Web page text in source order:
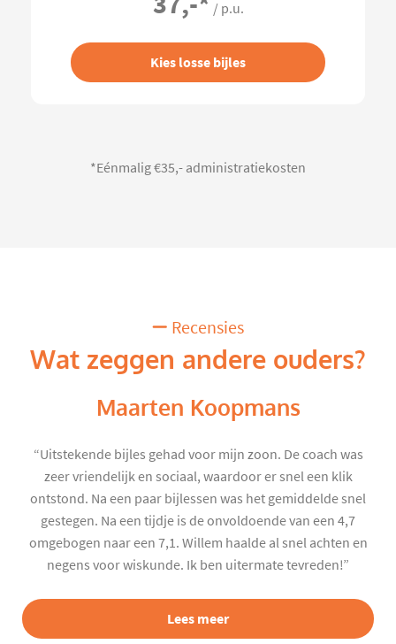
/ p.u.
Kies losse bijles
*Eénmalig €35,- administratiekosten
Recensies
Wat zeggen andere ouders?
Maarten Koopmans
“Uitstekende bijles gehad voor mijn zoon. De coach was
zeer vriendelijk en sociaal, waardoor er snel een klik
ontstond. Na een paar bijlessen was het gemiddelde snel
gestegen. Na een tijdje is de onvoldoende van een 4,7
omgebogen naar een 7,1. Willem haalde al snel achten en
negens voor wiskunde. Ik ben uitermate tevreden!”
Lees meer